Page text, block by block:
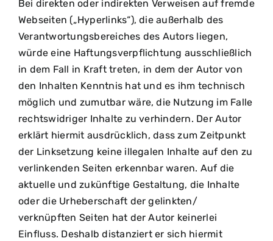
Bei direkten oder indirekten Verweisen auf fremde
Webseiten („Hyperlinks“), die außerhalb des
Verantwortungsbereiches des Autors liegen,
würde eine Haftungsverpflichtung ausschließlich
in dem Fall in Kraft treten, in dem der Autor von
den Inhalten Kenntnis hat und es ihm technisch
möglich und zumutbar wäre, die Nutzung im Falle
rechtswidriger Inhalte zu verhindern. Der Autor
erklärt hiermit ausdrücklich, dass zum Zeitpunkt
der Linksetzung keine illegalen Inhalte auf den zu
verlinkenden Seiten erkennbar waren. Auf die
aktuelle und zukünftige Gestaltung, die Inhalte
oder die Urheberschaft der gelinkten/
verknüpften Seiten hat der Autor keinerlei
Einfluss. Deshalb distanziert er sich hiermit